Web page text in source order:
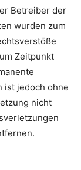
Betreiber der
wurden zum
Zeitpunkt
ist jedoch ohne
nicht